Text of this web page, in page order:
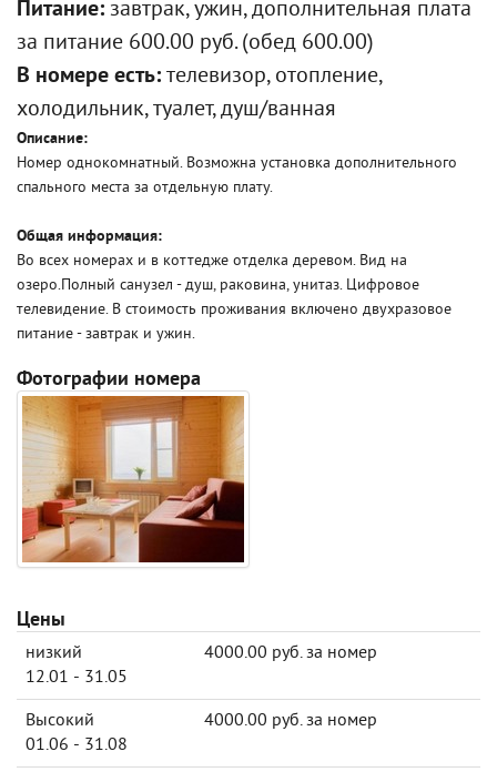
Питание: завтрак, ужин, дополнительная плата
за питание 600.00 руб. (обед 600.00)
В номере есть: телевизор, отопление,
холодильник, туалет, душ/ванная
Описание:
Номер однокомнатный. Возможна установка дополнительного
спального места за отдельную плату.
Общая информация:
Во всех номерах и в коттедже отделка деревом. Вид на
озеро.Полный санузел - душ, раковина, унитаз. Цифровое
телевидение. В стоимость проживания включено двухразовое
питание - завтрак и ужин.
Фотографии номера
Цены
низкий
12.01 - 31.05
4000.00 руб. за номер
Высокий
01.06 - 31.08
4000.00 руб. за номер